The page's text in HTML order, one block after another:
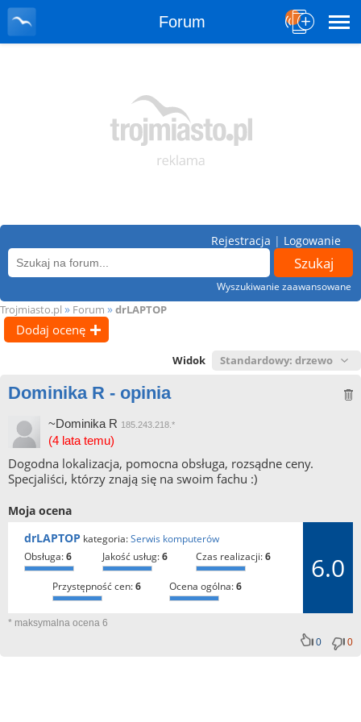
Forum
Wyszukiwanie zaawansowane
Rejestracja | Logowanie
Trojmiasto.pl » Forum » drLAPTOP
Dodaj ocenę
Widok
Dominika R - opinia
~Dominika R 185.243.218.*
(4 lata temu)
Dogodna lokalizacja, pomocna obsługa, rozsądne ceny.
Specjaliści, którzy znają się na swoim fachu :)
Moja ocena
drLAPTOP kategoria:Serwis komputerów
obsługa:6 jakość usług:6 czas realizacji:6
przystępność cen:6 ocena ogólna:6
6.0
* maksymalna ocena 6
0
0